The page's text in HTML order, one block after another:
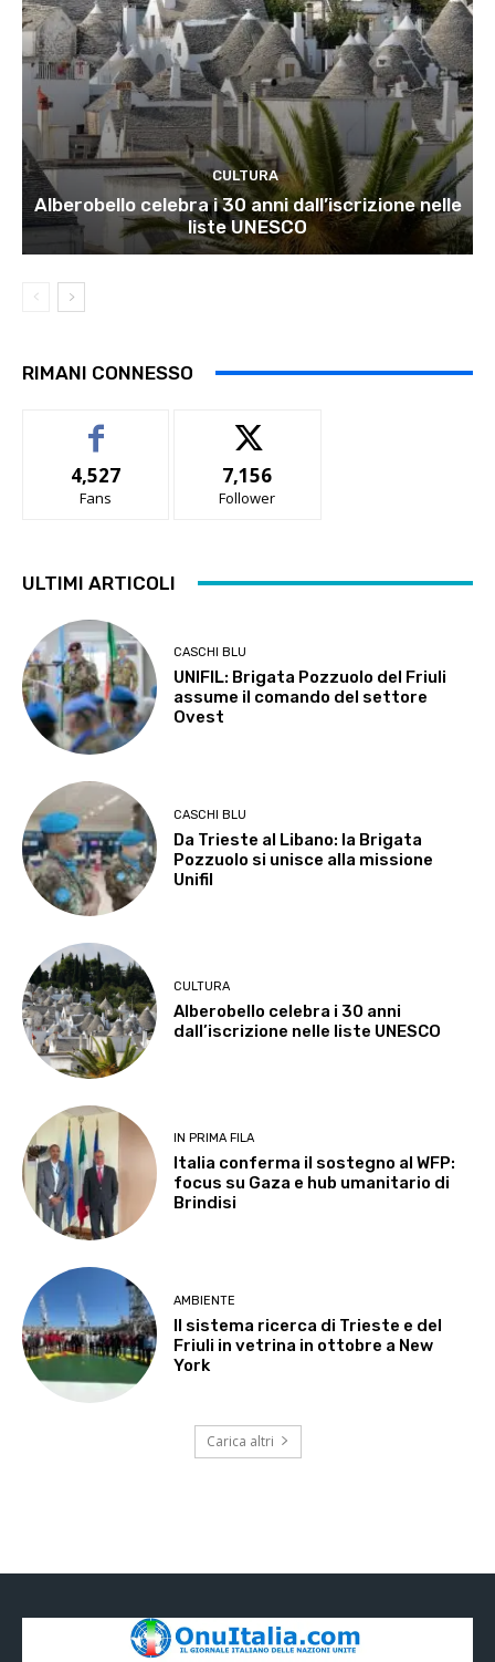
CULTURA
Alberobello celebra i 30 anni dall’iscrizione nelle
liste UNESCO
RIMANI CONNESSO
4,527
Fans
7,156
Follower
ULTIMI ARTICOLI
CASCHI BLU
UNIFIL: Brigata Pozzuolo del Friuli
assume il comando del settore
Ovest
CASCHI BLU
Da Trieste al Libano: la Brigata
Pozzuolo si unisce alla missione
Unifil
CULTURA
Alberobello celebra i 30 anni
dall’iscrizione nelle liste UNESCO
IN PRIMA FILA
Italia conferma il sostegno al WFP:
focus su Gaza e hub umanitario di
Brindisi
AMBIENTE
Il sistema ricerca di Trieste e del
Friuli in vetrina in ottobre a New
York
Carica altri